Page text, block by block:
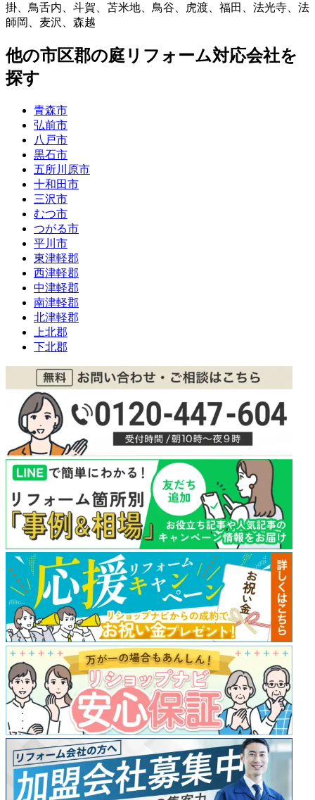
掛
鳥舌内 斗賀 苫米地 鳥谷 虎渡 福田 法光寺
法
師岡
麦沢 森越
他の市区郡の庭リフォーム対応会社を
探す
青森市
弘前市
八戸市
黒石市
五所川原市
十和田市
三沢市
むつ市
つがる市
平川市
東津軽郡
西津軽郡
中津軽郡
南津軽郡
北津軽郡
上北郡
下北郡